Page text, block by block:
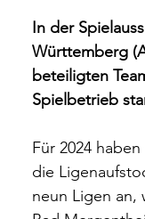
In der
Württemberg
beteiligten
Spielbetrieb
Für 2024
die
neun Ligen